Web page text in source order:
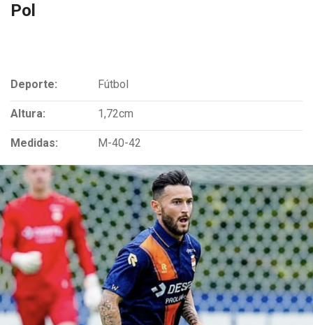
Pol
Deporte: Fútbol
Altura: 1,72cm
Medidas: M-40-42